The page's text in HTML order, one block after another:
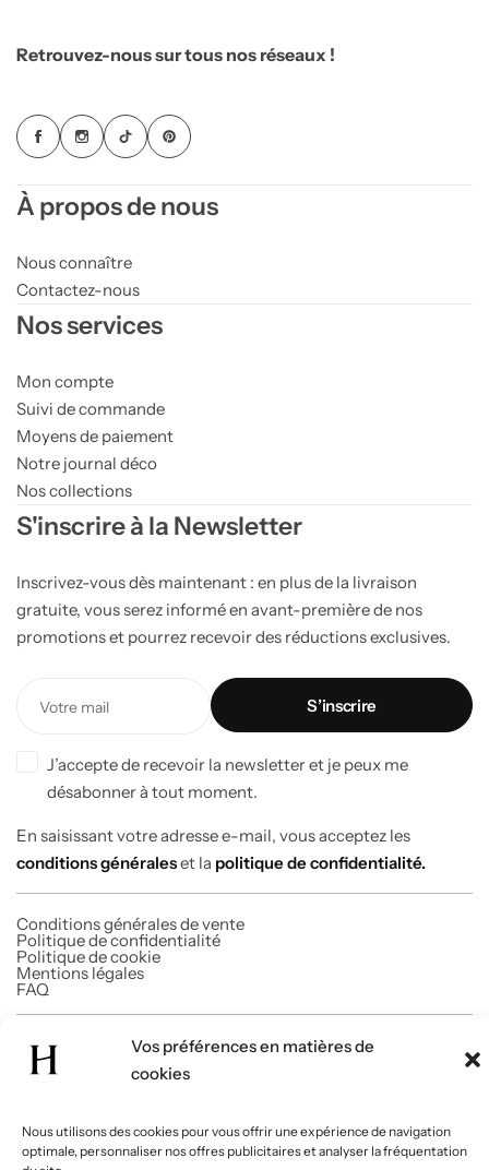
Vos préférences en matières de
cookies
Nous utilisons des cookies pour vous offrir une expérience de navigation
optimale, personnaliser nos offres publicitaires et analyser la fréquentation
Retrouvez-nous sur tous nos réseaux !
À propos de nous
Nous connaître
Contactez-nous
Nos services
Mon compte
Suivi de commande
Moyens de paiement
Notre journal déco
Nos collections
S'inscrire à la Newsletter
Inscrivez-vous dès maintenant : en plus de la livraison
gratuite, vous serez informé en avant-première de nos
promotions et pourrez recevoir des réductions exclusives.
J’accepte de recevoir la newsletter et je peux me
désabonner à tout moment.
En saisissant votre adresse e-mail, vous acceptez les
conditions généraleset la politique de confidentialité.
Conditions générales de vente
Politique de confidentialité
Politique de cookie
Mentions légales
FAQ
© 2026 Homabi. Tous droits réservés.